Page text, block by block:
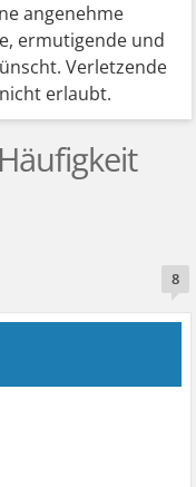
angenehme
ermutigende und
Verletzende
erlaubt.
8